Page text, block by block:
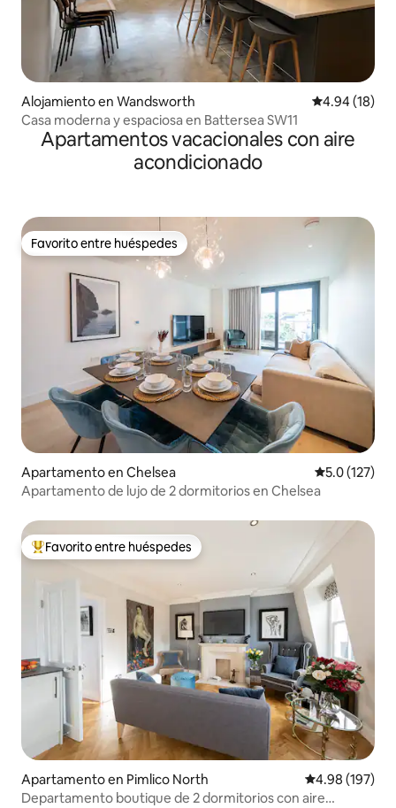
Alojamiento en Wandsworth Calificación
4.94 (18)
Casa moderna y espaciosa en Battersea SW11
Apartamentos vacacionales con aire
acondicionado
Favorito entre huéspedes
Favorito entre huéspedes
Apartamento en Chelsea Calificación
5.0 (127)
Apartamento de lujo de 2 dormitorios en Chelsea
Favorito entre huéspedes preferido
Favorito entre huéspedes
Apartamento en Pimlico North Calificación
4.98 (197)
Departamento boutique de 2 dormitorios con aire